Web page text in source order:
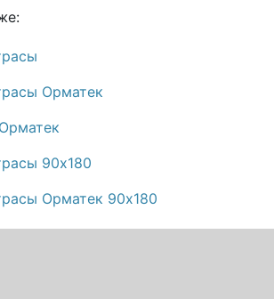
Орматек
90х180
Орматек 90х180